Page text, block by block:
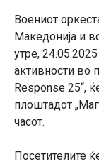
Воениот
Македонија и
утре,
активности во
Response 25“,
плоштадот
часот.
Посетителите